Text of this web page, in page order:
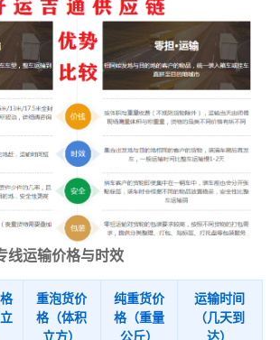
线运输价格与时效
重泡货价
格（体积
立方）
纯重货价
格（重量
公斤）
运输时间
（几天到
达）